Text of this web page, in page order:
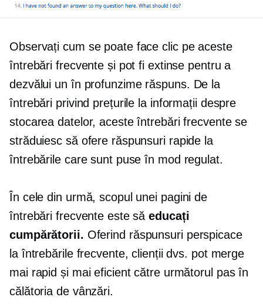
Observați cum se poate face clic pe aceste
întrebări frecvente și pot fi extinse pentru a
dezvălui unîn profunzimerăspuns. De la
întrebări privind prețurile la informații despre
stocarea datelor, aceste întrebări frecvente se
străduiesc să ofere răspunsuri rapide la
întrebările care sunt puse în mod regulat.
În cele din urmă, scopul unei pagini de
întrebări frecvente este săeducați
cumpărătorii. Oferind răspunsuri perspicace
la întrebările frecvente, clienții dvs. pot merge
mai rapid și mai eficient către următorul pas în
călătoria de vânzări.